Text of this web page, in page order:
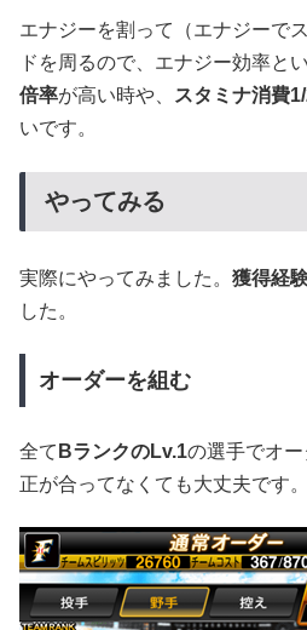
エナジーを割って（エナジーで
ドを周るので、エナジー効率と
倍率が高い時や、 スタミナ消費
いです。
やってみる
実際にやってみました。 獲得経
した。
オーダーを組む
全て BランクのLv.1の選手でオ
正が合ってなくても大丈夫です。